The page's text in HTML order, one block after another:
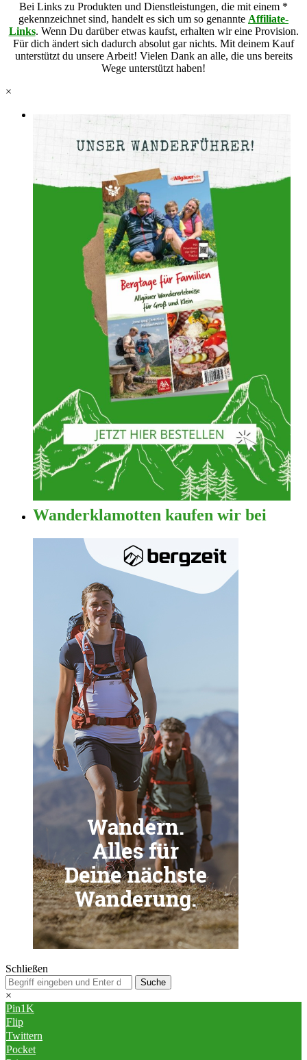
Bei Links zu Produkten und Dienstleistungen, die mit einem *
gekennzeichnet sind, handelt es sich um so genannte Affiliate-
Links. Wenn Du darüber etwas kaufst, erhalten wir eine Provision.
Für dich ändert sich dadurch absolut gar nichts. Mit deinem Kauf
unterstützt du unsere Arbeit! Vielen Dank an alle, die uns bereits
Wege unterstützt haben!
×
Wanderklamotten kaufen wir bei
Schließen
×
Pin1K
Flip
Twittern
Pocket